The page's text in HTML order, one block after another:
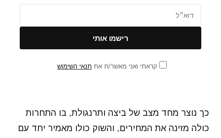
קראתי ואני מאשר/ת את תנאי השימוש
כך נוצר מחד מצב של ביצה ותרנגולת, בו התחרות
כולה מזינה את המחירים, והשוק כולו מאמיר יחד עם